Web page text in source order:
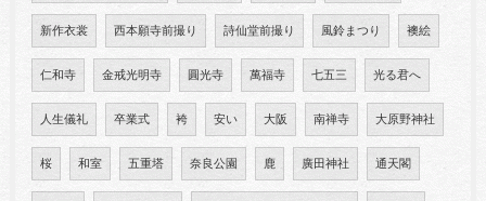
新作衣裳 西本願寺前撮り 詩仙堂前撮り 風鈴まつり 襖絵
仁和寺 金戒光明寺 圓光寺 萬福寺 七五三 光る君へ
人生儀礼 卒業式 袴 安い 大阪 南禅寺 大原野神社
桜 和室 五重塔 奈良公園 鹿 廣田神社 通天閣